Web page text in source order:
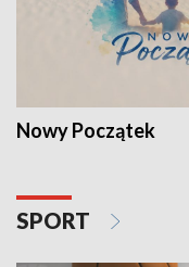
Nowy Początek
SPORT